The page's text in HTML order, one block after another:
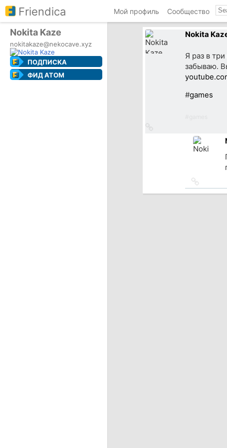
Friendica Мой профиль Сообщество
Nokita Kaze
nokitakaze@nekocave.xyz
ПОДПИСКА
ФИД ATOM
Nokita
Я раз в
забываю.
#games
на